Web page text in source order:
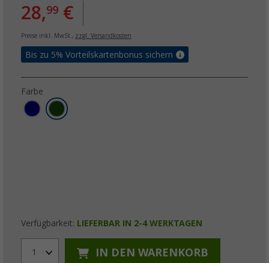
28,99 €
Preise inkl. MwSt., zzgl. Versandkosten
Bis zu 5% Vorteilskartenbonus sichern
Farbe
Verfügbarkeit: LIEFERBAR IN 2-4 WERKTAGEN
1 IN DEN WARENKORB